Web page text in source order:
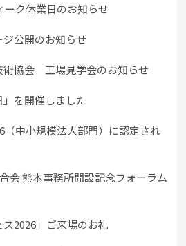
ーク休業日のお知らせ
ジ公開のお知らせ
術協会 工場見学会のお知らせ
」を開催しました
（中小規模法人部門）に認定され
会 熊本事務所開設記念フォーラム
ス2026」ご来場のお礼